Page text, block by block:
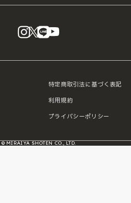
instagram
X LINE
特定商取引法に基づく表記
利用規約
プライバシーポリシー
© MIRAIYA SHOTEN CO., LTD.